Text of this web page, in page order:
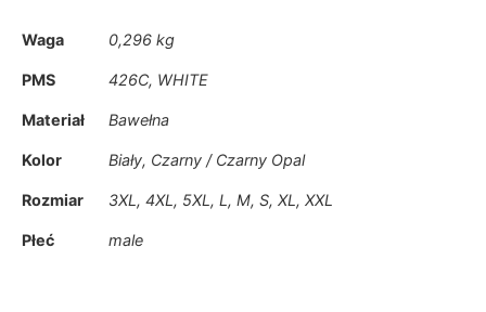
Waga 0,296 kg
PMS 426C, WHITE
Materiał Bawełna
Kolor Biały, Czarny / Czarny Opal
Rozmiar 3XL, 4XL, 5XL, L, M, S, XL, XXL
Płeć male